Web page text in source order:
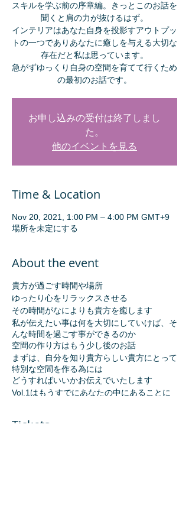
スキルを学ぶ前の序章編。きっとこのお話を
聞くと肩の力が抜けるはず。
インテリアはあなた自身を投影すアウトプッ
トの一つでありあなたに癒しを与える大切な
存在だと私は思っています。
急がずゆっくり自身の空間を育てて行くため
の最初のお話です。
お申し込みの受付は終了しまし
た。
他のイベントを見る
Time & Location
Nov 20, 2021, 1:00 PM – 4:00 PM GMT+9
場所を未定にする
About the event
貴方が過ごす時間や場所
ゆったり心をリラックスさせる
その時間がなによりも貴方を癒します
私が伝えたい事は何を大切にしていけば、そ
んな時間を過ごす事ができるのか
空間の作り方はもう少し後のお話
まずは、自分を知り貴方らしい貴方にとって
特別な空間を作る為には
どうすればいいかお伝えでいたします
Vol.1はもうすでにあなたの中にあることに
間を作るためには、自分に目を向けなくては
Tickets